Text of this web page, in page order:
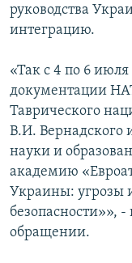
руководства
интеграцию.
«Так с 4 по 6
документации
Таврического
В.И. Вернадского
науки и
академию
Украины: угрозы
безопасности»»,
обращении.